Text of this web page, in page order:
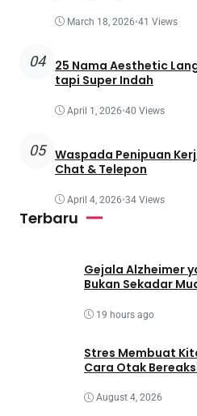
March 18, 2026•41 Views
04
25 Nama Aesthetic
tapi Super Indah
April 1, 2026•40 Views
05 Waspada Penipuan
Chat & Telepon
April 4, 2026•34 Views
Terbaru
Gejala Alzheimer
Bukan Sekadar
19 hours ago
Stres Membuat
Cara Otak
August 4, 2026